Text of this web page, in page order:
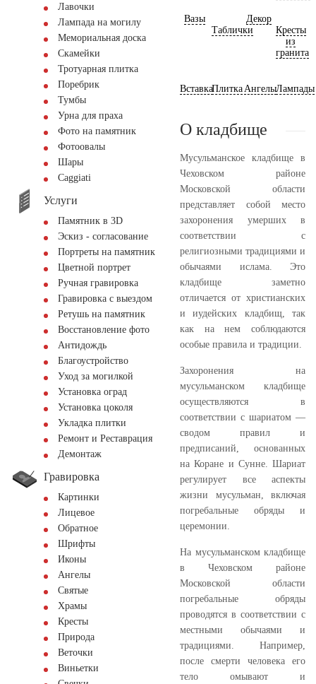
Лавочки
Лампада на могилу
Мемориальная доска
Скамейки
Тротуарная плитка
Поребрик
Тумбы
Урна для праха
Фото на памятник
Фотоовалы
Шары
Сaggiati
Услуги
Памятник в 3D
Эскиз - согласование
Портреты на памятник
Цветной портрет
Ручная гравировка
Гравировка с выездом
Ретушь на памятник
Восстановление фото
Антидождь
Благоустройство
Уход за могилкой
Установка оград
Установка цоколя
Укладка плитки
Ремонт и Реставрация
Демонтаж
Гравировка
Картинки
Лицевое
Обратное
Шрифты
Иконы
Ангелы
Святые
Храмы
Кресты
Природа
Веточки
Виньетки
Вазы
Таблички
Декор
Кресты
из
гранита
ВставкаПлитка АнгелыЛампады
О кладбище
Мусульманское кладбище в
Чеховском районе
Московской области
представляет собой место
захоронения умерших в
соответствии с
религиозными традициями и
обычаями ислама. Это
кладбище заметно
отличается от христианских
и иудейских кладбищ, так
как на нем соблюдаются
особые правила и традиции.
Захоронения на
мусульманском кладбище
осуществляются в
соответствии с шариатом —
сводом правил и
предписаний, основанных
на Коране и Сунне. Шариат
регулирует все аспекты
жизни мусульман, включая
погребальные обряды и
церемонии.
На мусульманском кладбище
в Чеховском районе
Московской области
погребальные обряды
проводятся в соответствии с
местными обычаями и
традициями. Например,
после смерти человека его
тело омывают и